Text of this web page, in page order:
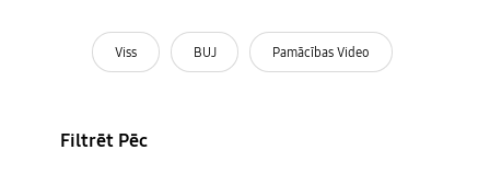
Viss BUJ Pamācības Video
Filtrēt Pēc